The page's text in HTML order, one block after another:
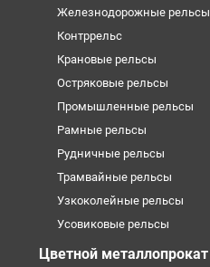
Железнодорожные рельсы
Контррельс
Крановые рельсы
Остряковые рельсы
Промышленные рельсы
Рамные рельсы
Рудничные рельсы
Трамвайные рельсы
Узкоколейные рельсы
Усовиковые рельсы
Цветной металлопрокат